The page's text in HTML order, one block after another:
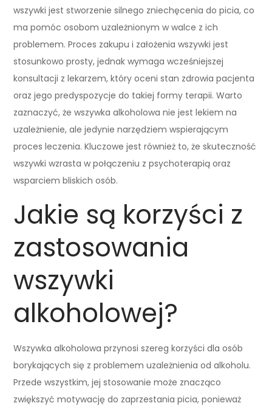
wszywki jest stworzenie silnego zniechęcenia do picia, co
ma pomóc osobom uzależnionym w walce z ich
problemem. Proces zakupu i założenia wszywki jest
stosunkowo prosty, jednak wymaga wcześniejszej
konsultacji z lekarzem, który oceni stan zdrowia pacjenta
oraz jego predyspozycje do takiej formy terapii. Warto
zaznaczyć, że wszywka alkoholowa nie jest lekiem na
uzależnienie, ale jedynie narzędziem wspierającym
proces leczenia. Kluczowe jest również to, że skuteczność
wszywki wzrasta w połączeniu z psychoterapią oraz
wsparciem bliskich osób.
Jakie są korzyści z
zastosowania
wszywki
alkoholowej?
Wszywka alkoholowa przynosi szereg korzyści dla osób
borykających się z problemem uzależnienia od alkoholu.
Przede wszystkim, jej stosowanie może znacząco
zwiększyć motywację do zaprzestania picia, ponieważ